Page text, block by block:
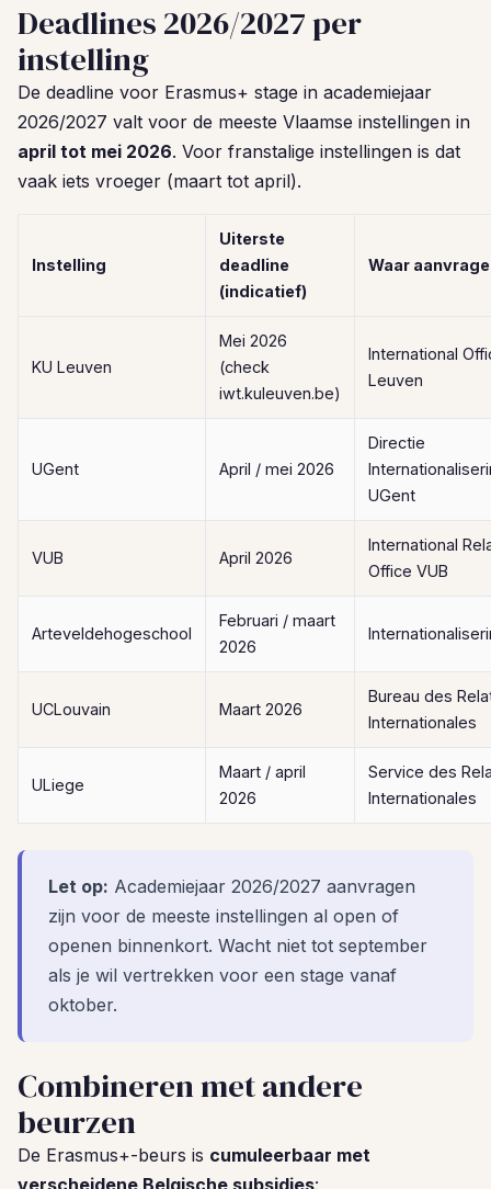
Deadlines 2026/2027 per
instelling
De deadline voor Erasmus+ stage in academiejaar
2026/2027 valt voor de meeste Vlaamse instellingen in
april tot mei 2026. Voor franstalige instellingen is dat
vaak iets vroeger (maart tot april).
Instelling
Uiterste
deadline
(indicatief)
Waar
KU Leuven
Mei 2026
(check
iwt.kuleuven.be)
International
Leuven
UGent April / mei 2026
Directie
UGent
VUB April 2026
International
Office VUB
Arteveldehogeschool
Februari / maart
2026
UCLouvain Maart 2026
Bureau des
Internationales
ULiege
Maart / april
2026
Service des
Internationales
Let op: Academiejaar 2026/2027 aanvragen
zijn voor de meeste instellingen al open of
openen binnenkort. Wacht niet tot september
als je wil vertrekken voor een stage vanaf
oktober.
Combineren met andere
beurzen
De Erasmus+-beurs is cumuleerbaar met
verscheidene Belgische subsidies: